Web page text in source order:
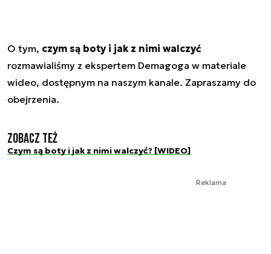
O tym, czym są boty i jak z nimi walczyć
rozmawialiśmy z ekspertem Demagoga w materiale
wideo, dostępnym na naszym kanale. Zapraszamy do
obejrzenia.
Zobacz też
Czym są boty i jak z nimi walczyć? [WIDEO]
Reklama